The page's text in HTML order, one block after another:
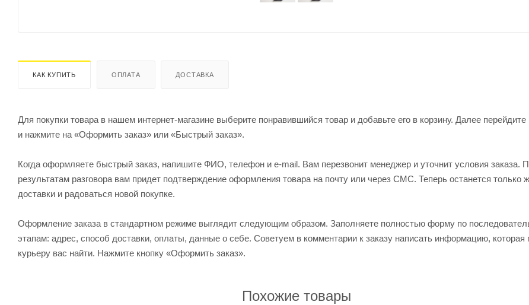
КАК КУПИТЬ ОПЛАТА ДОСТАВКА
Для покупки товара в нашем интернет-магазине выберите понравившийся товар и добавьте его в корзину. Далее перейдите
и нажмите на «Оформить заказ» или «Быстрый заказ».
Когда оформляете быстрый заказ, напишите ФИО, телефон и e-mail. Вам перезвонит менеджер и уточнит условия заказа.
результатам разговора вам придет подтверждение оформления товара на почту или через СМС. Теперь останется только
доставки и радоваться новой покупке.
Оформление заказа в стандартном режиме выглядит следующим образом. Заполняете полностью форму по
этапам: адрес, способ доставки, оплаты, данные о себе. Советуем в комментарии к заказу написать информацию, которая
курьеру вас найти. Нажмите кнопку «Оформить заказ».
Похожие товары